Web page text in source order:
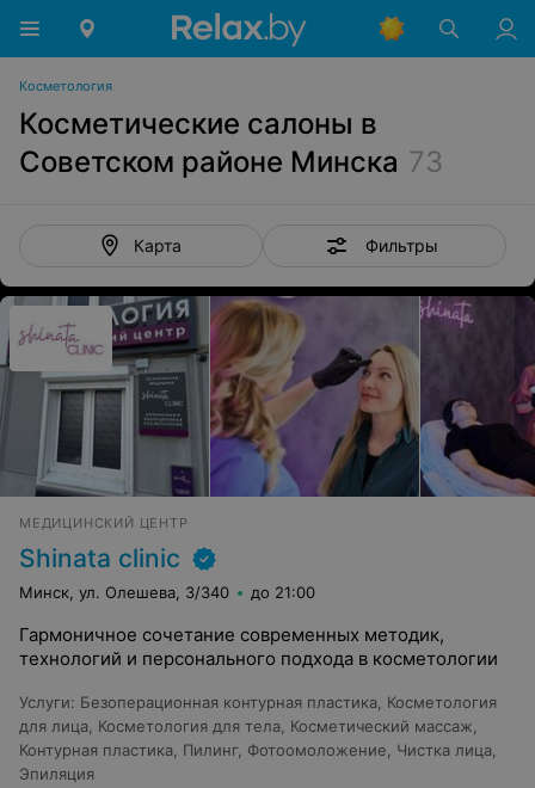
Косметология
Косметические салоны в
Советском районе Минска 73
Карта Фильтры
МЕДИЦИНСКИЙ ЦЕНТР
Shinata clinic
Минск, ул. Олешева, 3/340 до 21:00
Гармоничное сочетание современных методик,
технологий и персонального подхода в косметологии
Услуги: Безоперационная контурная пластика Косметология
для лица Косметология для тела Косметический массаж
Контурная пластика Пилинг, Фотоомоложение Чистка лица
Эпиляция